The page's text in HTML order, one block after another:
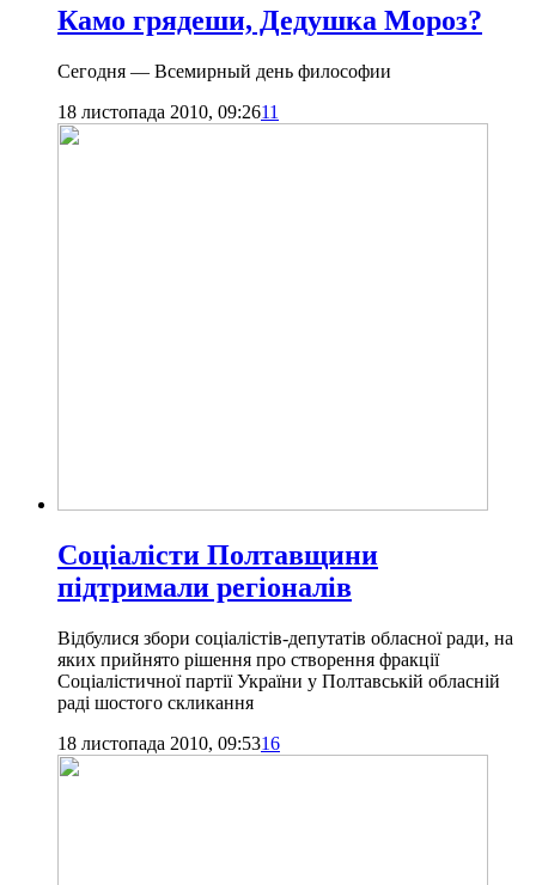
Камо грядеши, Дедушка Мороз?
Сегодня — Всемирный день философии
18 листопада 2010, 09:2611
Соціалісти Полтавщини
підтримали регіоналів
Відбулися збори соціалістів-депутатів обласної ради, на
яких прийнято рішення про створення фракції
Соціалістичної партії України у Полтавській обласній
раді шостого скликання
18 листопада 2010, 09:5316